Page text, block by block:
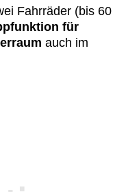
Fahrräder (bis 60
für
auch im